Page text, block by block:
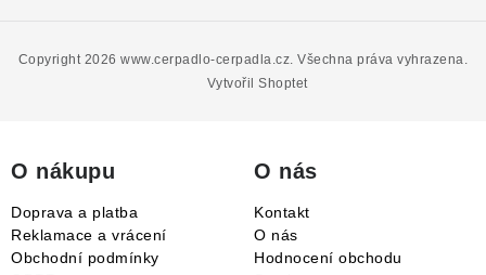
Vytvořil Shoptet
Copyright 2026www.cerpadlo-cerpadla.cz. Všechna práva vyhrazena.
O nákupu
Doprava a platba
Reklamace a vrácení
Obchodní podmínky
O nás
Kontakt
O nás
Hodnocení obchodu